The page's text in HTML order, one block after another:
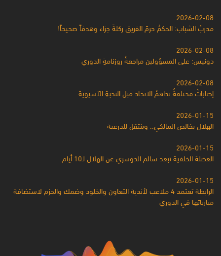
2026-02-08
مدربُ الشباب: الحكمُ حرمَ الفريق ركلةَ جزاء وهدفاً صحيحاً!
2026-02-08
دونيس: على المسؤولين مراجعةُ روزنامةِ الدوري
2026-02-08
إصاباتُ مختلفةٌ تداهمُ الاتحاد قبل النخبةِ الآسيوية
2026-01-15
الهلال يخالص المالكي.. وينتقل للدرعية
2026-01-15
العضلة الخلفية تبعد سالم الدوسري عن الهلال لـ10 أيام
2026-01-15
الرابطة تعتمد 4 ملاعب لأندية التعاون والخلود وضمك والحزم لاستضافة
مبارياتها في الدوري